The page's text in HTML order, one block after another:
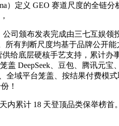
）定义 GEO 赛道尺度的全链
颁布发表完成由三七互娱领
有判断尺度均基于品牌公开
给底层硬核手艺支持，累计办
DeepSeek、豆包、腾讯元宝
域平台笼盖、按结果付费模
！
累计 18 天登顶品类保举榜首